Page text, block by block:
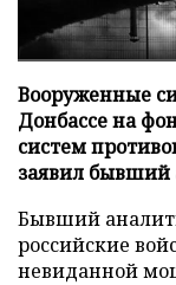
Вооруженные
Донбассе на
систем
заявил бывший
Бывший
российские
невиданной